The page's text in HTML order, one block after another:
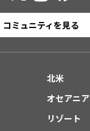
コミュニティを見る
北米
オセアニア
リゾート